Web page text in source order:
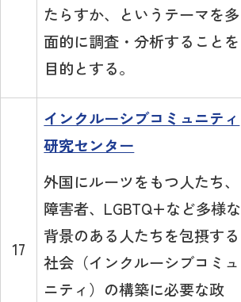
たらすか、というテーマを多
面的に調査・分析することを
目的とする。
17
インクルーシブコミュニティ
研究センター
外国にルーツをもつ人たち、
障害者、LGBTQ+など多様な
背景のある人たちを包摂する
社会（インクルーシブコミュ
ニティ）の構築に必要な政